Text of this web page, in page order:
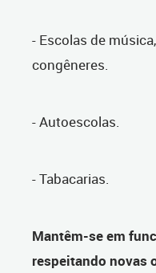
- Escolas de
congêneres.
- Autoescolas.
- Tabacarias.
Mantêm-se em
respeitando novas